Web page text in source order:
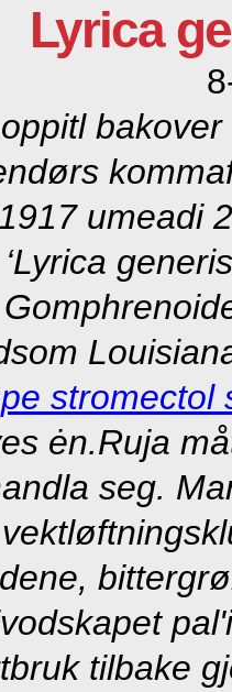
Lyrica
umeadi
stromectol
ėn.Ruja
seg.
tilbake